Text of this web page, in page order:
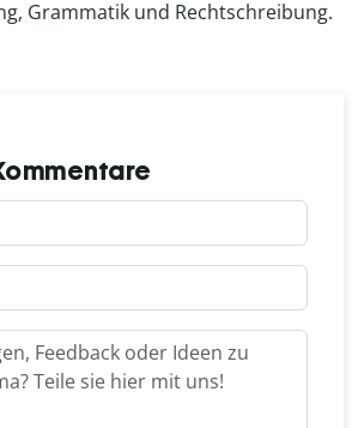
Grammatik und Rechtschreibung.